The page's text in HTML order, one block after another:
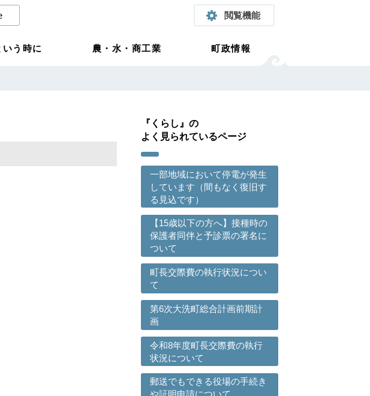
閲覧機能
いう時に 農・水・商工業 町政情報
『くらし』の
よく見られているページ
一部地域において停電が発生
しています（間もなく復旧す
る見込です）
【15歳以下の方へ】接種時の
保護者同伴と予診票の署名に
ついて
町長交際費の執行状況につい
て
第6次大洗町総合計画前期計
画
令和8年度町長交際費の執行
状況について
郵送でもできる役場の手続き